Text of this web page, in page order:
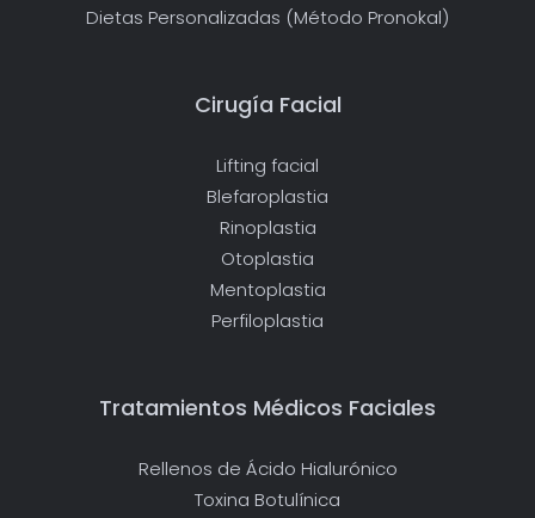
Dietas Personalizadas (Método Pronokal)
Cirugía Facial
Lifting facial
Blefaroplastia
Rinoplastia
Otoplastia
Mentoplastia
Perfiloplastia
Tratamientos Médicos Faciales
Rellenos de Ácido Hialurónico
Toxina Botulínica